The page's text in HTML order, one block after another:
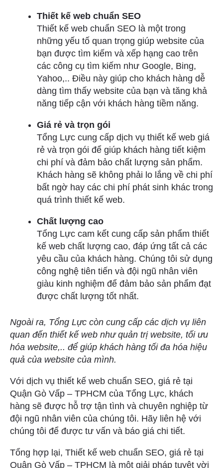
Thiết kế web chuẩn SEO
Thiết kế web chuẩn SEO là một trong
những yếu tố quan trọng giúp website của
bạn được tìm kiếm và xếp hạng cao trên
các công cụ tìm kiếm như Google, Bing,
Yahoo,.. Điều này giúp cho khách hàng dễ
dàng tìm thấy website của bạn và tăng khả
năng tiếp cận với khách hàng tiềm năng.
Giá rẻ và trọn gói
Tổng Lực cung cấp dịch vụ thiết kế web giá
rẻ và trọn gói để giúp khách hàng tiết kiệm
chi phí và đảm bảo chất lượng sản phẩm.
Khách hàng sẽ không phải lo lắng về chi phí
bất ngờ hay các chi phí phát sinh khác trong
quá trình thiết kế web.
Chất lượng cao
Tổng Lực cam kết cung cấp sản phẩm thiết
kế web chất lượng cao, đáp ứng tất cả các
yêu cầu của khách hàng. Chúng tôi sử dụng
công nghệ tiên tiến và đội ngũ nhân viên
giàu kinh nghiệm để đảm bảo sản phẩm đạt
được chất lượng tốt nhất.
Ngoài ra, Tổng Lực còn cung cấp các dịch vụ liên
quan đến thiết kế web như quản trị website, tối ưu
hóa website,.. để giúp khách hàng tối đa hóa hiệu
quả của website của mình.
Với dịch vụ thiết kế web chuẩn SEO, giá rẻ tại
Quận Gò Vấp – TPHCM của Tổng Lực, khách
hàng sẽ được hỗ trợ tận tình và chuyên nghiệp từ
đội ngũ nhân viên của chúng tôi. Hãy liên hệ với
chúng tôi để được tư vấn và báo giá chi tiết.
Tổng hợp lại, Thiết kế web chuẩn SEO, giá rẻ tại
Quận Gò Vấp – TPHCM là một giải pháp tuyệt vời